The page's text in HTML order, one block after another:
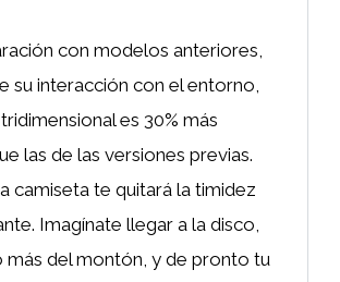
con modelos anteriores,
su interacción con el entorno,
es 30% más
las de las versiones previas.
camiseta te quitará la timidez
Imagínate llegar a la disco,
más del montón, y de pronto tu